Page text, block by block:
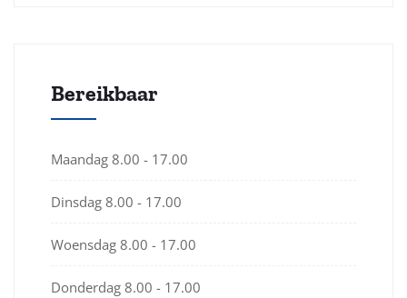
Bereikbaar
Maandag 8.00 - 17.00
Dinsdag 8.00 - 17.00
Woensdag 8.00 - 17.00
Donderdag 8.00 - 17.00